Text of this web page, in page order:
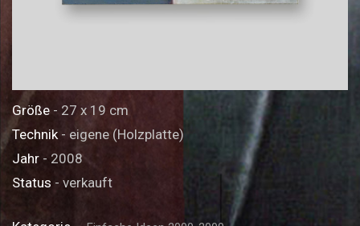
Größe - 27 x 19 cm
Technik- eigene (Holzplatte)
Jahr - 2008
Status - verkauft